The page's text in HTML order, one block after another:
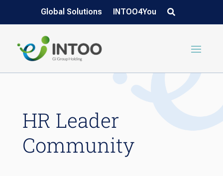
Global Solutions INTOO4You
HR Leader
Community